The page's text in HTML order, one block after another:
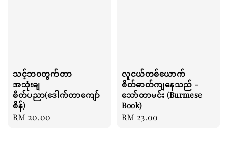
သင့်ဘဝတွက်တာ
အသုံးချ
စိတ်ပညာ(ဒေါက်တာကျော်
စိန်)
Regular
RM 20.00
လူငယ်တစ်ယောက်
စိတ်ဓာတ်ကျနေသည် -
သော်တာမင်း (Burmese
Book)
Regular
RM 23.00